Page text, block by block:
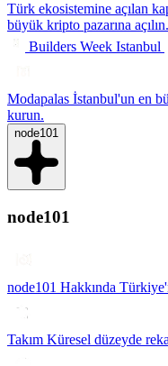
Türk ekosistemine açılan
büyük kripto pazarına açılın.
Builders Week Istanbul
Modapalas İstanbul'un en
kurun.
node101
node101
node101 Hakkında
Takım Küresel düzeyde